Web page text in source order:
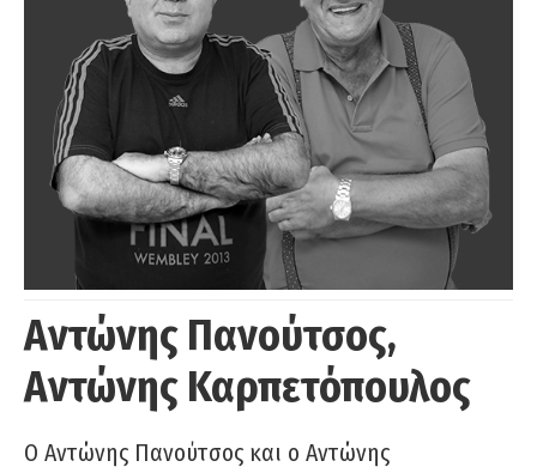
Αντώνης Πανούτσος,
Αντώνης Καρπετόπουλος
Ο Αντώνης Πανούτσος και ο Αντώνης